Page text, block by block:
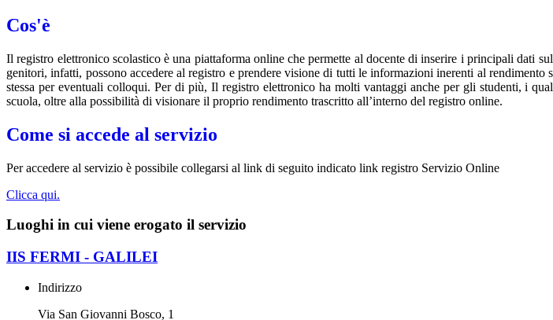
Cos'è
Il registro elettronico scolastico è una piattaforma online che permette al docente di inserire i principali dati
genitori, infatti, possono accedere al registro e prendere visione di tutti le informazioni inerenti al
stessa per eventuali colloqui. Per di più, Il registro elettronico ha molti vantaggi anche per gli studenti, i
scuola, oltre alla possibilità di visionare il proprio rendimento trascritto all’interno del registro online.
Come si accede al servizio
Per accedere al servizio è possibile collegarsi al link di seguito indicato link registro Servizio Online
Clicca qui.
Luoghi in cui viene erogato il servizio
IIS FERMI - GALILEI
Indirizzo
Via San Giovanni Bosco, 1